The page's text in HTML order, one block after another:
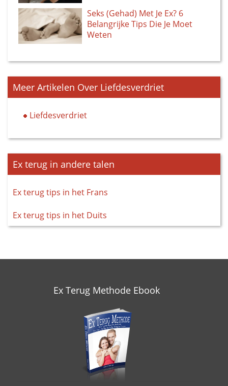
Seks (Gehad) Met Je Ex? 6
Belangrijke Tips Die Je Moet
Weten
Meer Artikelen Over Liefdesverdriet
Liefdesverdriet
Ex terug in andere talen
Ex terug tips in het Frans
Ex terug tips in het Duits
Ex Terug Methode Ebook